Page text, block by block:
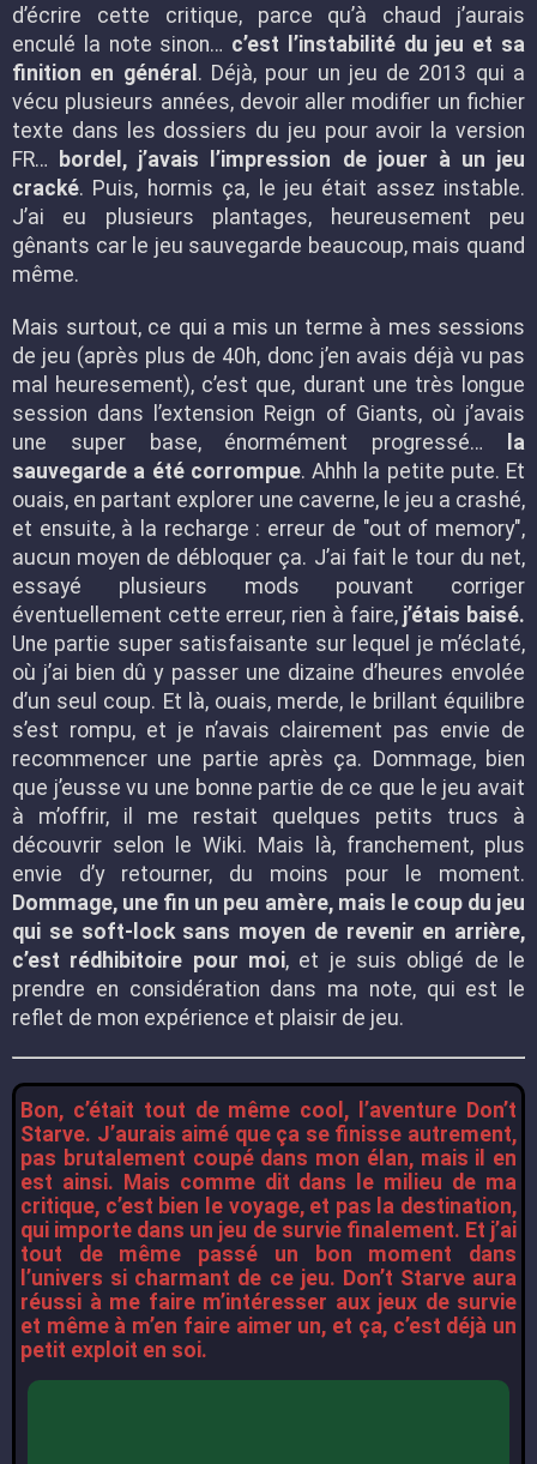
d’écrire cette critique, parce qu’à chaud j’aurais
enculé la note sinon… c’est l’instabilité du jeu et sa
finition en général . Déjà, pour un jeu de 2013 qui a
vécu plusieurs années, devoir aller modifier un fichier
texte dans les dossiers du jeu pour avoir la version
FR…
bordel, j’avais l’impression de jouer à un jeu
cracké. Puis, hormis ça, le jeu était assez instable.
J’ai eu plusieurs plantages, heureusement peu
gênants car le jeu sauvegarde beaucoup, mais quand
même.
Mais surtout, ce qui a mis un terme à mes sessions
de jeu (après plus de 40h, donc j’en avais déjà vu pas
mal heuresement), c’est que, durant une très longue
session dans l’extension Reign of Giants, où j’avais
une super base, énormément progressé… la
sauvegarde a été corrompue. Ahhh la petite pute. Et
ouais, en partant explorer une caverne, le jeu a crashé,
et ensuite, à la recharge : erreur de "out of memory",
aucun moyen de débloquer ça. J’ai fait le tour du net,
essayé plusieurs mods pouvant corriger
éventuellement cette erreur, rien à faire,j’étais baisé.
Une partie super satisfaisante sur lequel je m’éclaté,
où j’ai bien dû y passer une dizaine d’heures envolée
d’un seul coup. Et là, ouais, merde, le brillant équilibre
s’est rompu, et je n’avais clairement pas envie de
recommencer une partie après ça. Dommage, bien
que j’eusse vu une bonne partie de ce que le jeu avait
à m’offrir, il me restait quelques petits trucs à
découvrir selon le Wiki. Mais là, franchement, plus
envie d’y retourner, du moins pour le moment.
Dommage, une fin un peu amère, mais le coup du jeu
qui se soft-lock sans moyen de revenir en arrière,
c’est rédhibitoire pour moi, et je suis obligé de le
prendre en considération dans ma note, qui est le
reflet de mon expérience et plaisir de jeu.
Bon, c’était tout de même cool, l’aventure Don’t
Starve. J’aurais aimé que ça se finisse autrement,
pas brutalement coupé dans mon élan, mais il en
est ainsi. Mais comme dit dans le milieu de ma
critique, c’est bien le voyage, et pas la destination,
qui importe dans un jeu de survie finalement. Et j’ai
tout de même passé un bon moment dans
l’univers si charmant de ce jeu. Don’t Starve aura
réussi à me faire m’intéresser aux jeux de survie
et même à m’en faire aimer un, et ça, c’est déjà un
petit exploit en soi.